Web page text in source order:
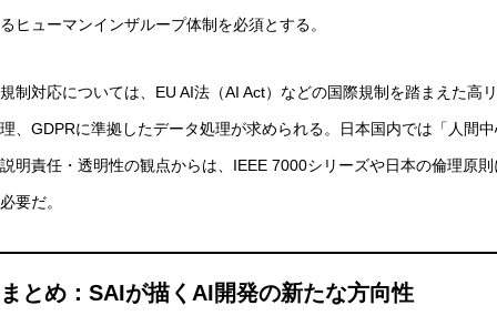
るヒューマンインザループ体制を必須とする。
規制対応については、EU AI法（AI Act）などの国際規制を踏まえた高
理、GDPRに準拠したデータ処理が求められる。日本国内では「人間
説明責任・透明性の観点からは、IEEE 7000シリーズや日本の倫理原
必要だ。
まとめ：SAIが描くAI開発の新たな方向性